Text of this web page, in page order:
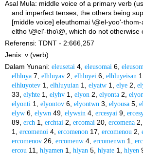
Asal Mula: middle voice of a primary verb
and imperfect tenses, the others being
[middle voice] eleuthomai \@el-yoo'-
eltho \@el'-tho\@, which do not otherwise
Referensi: TDNT - 2:666,257
Jenis: v (verb)
Dalam Yunani: eleusetai 4, eleusomai 6,
elhluya 7,elhluyav 2,elhluyei 6,elhluyeisan
elhluyotev 1,elhluyuian 1,elyatw 1,elye 2,
33,elyhte 1,elyhv 1,elyon 2,elyonta 2,
elyonti 1,elyontov 6,elyontwn 3,elyousa 5,
elyw 6,elywn 49,elywsin 4,ercesyai 9,
89,erch 1,erchtai 2,ercomai 20,ercomena
1,ercomenoi 4,ercomenon 17,ercomenou 2,
ercomenov 26,ercomenw 4,ercomenwn 1,
ercou 11,hlyamen 1,hlyan 5,hlyate 1,hlyen